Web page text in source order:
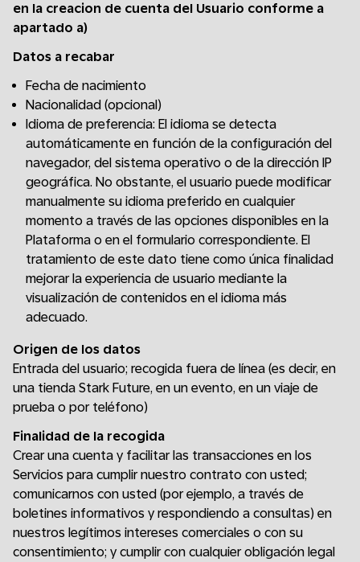
en la creacion de cuenta del Usuario conforme a
apartado a)
Datos a recabar
Fecha de nacimiento
Nacionalidad (opcional)
Idioma de preferencia: El idioma se detecta
automáticamente en función de la configuración del
navegador, del sistema operativo o de la dirección IP
geográfica. No obstante, el usuario puede modificar
manualmente su idioma preferido en cualquier
momento a través de las opciones disponibles en la
Plataforma o en el formulario correspondiente. El
tratamiento de este dato tiene como única finalidad
mejorar la experiencia de usuario mediante la
visualización de contenidos en el idioma más
adecuado.
Origen de los datos
Entrada del usuario; recogida fuera de línea (es decir, en
una tienda Stark Future, en un evento, en un viaje de
prueba o por teléfono)
Finalidad de la recogida
Crear una cuenta y facilitar las transacciones en los
Servicios para cumplir nuestro contrato con usted;
comunicarnos con usted (por ejemplo, a través de
boletines informativos y respondiendo a consultas) en
nuestros legítimos intereses comerciales o con su
consentimiento; y cumplir con cualquier obligación legal